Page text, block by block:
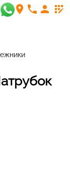
room phone person app_registration